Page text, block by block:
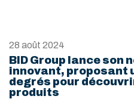
28 août 2024
BID Group lance son
innovant, proposant
degrés pour
produits